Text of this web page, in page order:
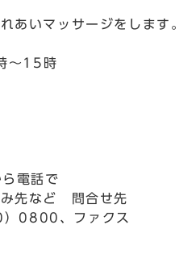
あいマッサージをします。
～15時
電話で
先など 問合せ先
0800、ファクス